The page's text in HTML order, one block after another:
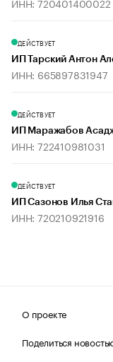
ИНН: 720401400022
ДЕЙСТВУЕТ
ИП Тарский Антон
ИНН: 665897831947
ДЕЙСТВУЕТ
ИП Маражабов
ИНН: 722410981031
ДЕЙСТВУЕТ
ИП Сазонов Илья
ИНН: 720210921916
О проекте
Поделиться